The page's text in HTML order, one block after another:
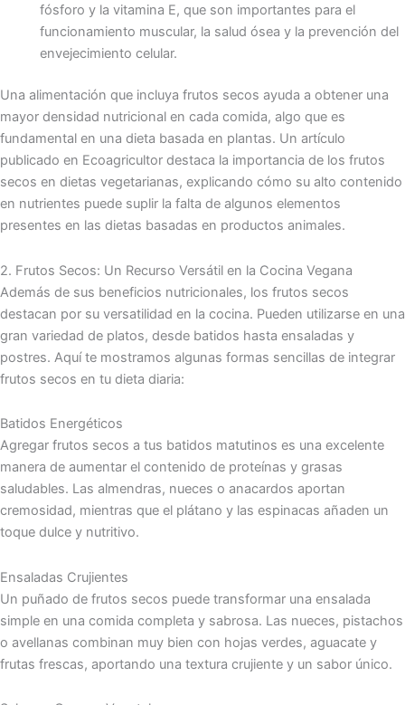
fósforo y la vitamina E, que son importantes para el
funcionamiento muscular, la salud ósea y la prevención del
envejecimiento celular.
Una alimentación que incluya frutos secos ayuda a obtener una
mayor densidad nutricional en cada comida, algo que es
fundamental en una dieta basada en plantas. Un artículo
publicado en Ecoagricultor destaca la importancia de los frutos
secos en dietas vegetarianas, explicando cómo su alto contenido
en nutrientes puede suplir la falta de algunos elementos
presentes en las dietas basadas en productos animales.
2. Frutos Secos: Un Recurso Versátil en la Cocina Vegana
Además de sus beneficios nutricionales, los frutos secos
destacan por su versatilidad en la cocina. Pueden utilizarse en una
gran variedad de platos, desde batidos hasta ensaladas y
postres. Aquí te mostramos algunas formas sencillas de integrar
frutos secos en tu dieta diaria:
Batidos Energéticos
Agregar frutos secos a tus batidos matutinos es una excelente
manera de aumentar el contenido de proteínas y grasas
saludables. Las almendras, nueces o anacardos aportan
cremosidad, mientras que el plátano y las espinacas añaden un
toque dulce y nutritivo.
Ensaladas Crujientes
Un puñado de frutos secos puede transformar una ensalada
simple en una comida completa y sabrosa. Las nueces, pistachos
o avellanas combinan muy bien con hojas verdes, aguacate y
frutas frescas, aportando una textura crujiente y un sabor único.